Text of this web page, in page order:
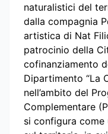
naturalistici del
dalla compagnia
artistica di Nat
patrocinio della
cofinanziamento
Dipartimento “La
nell’ambito del
Complementare
si configura